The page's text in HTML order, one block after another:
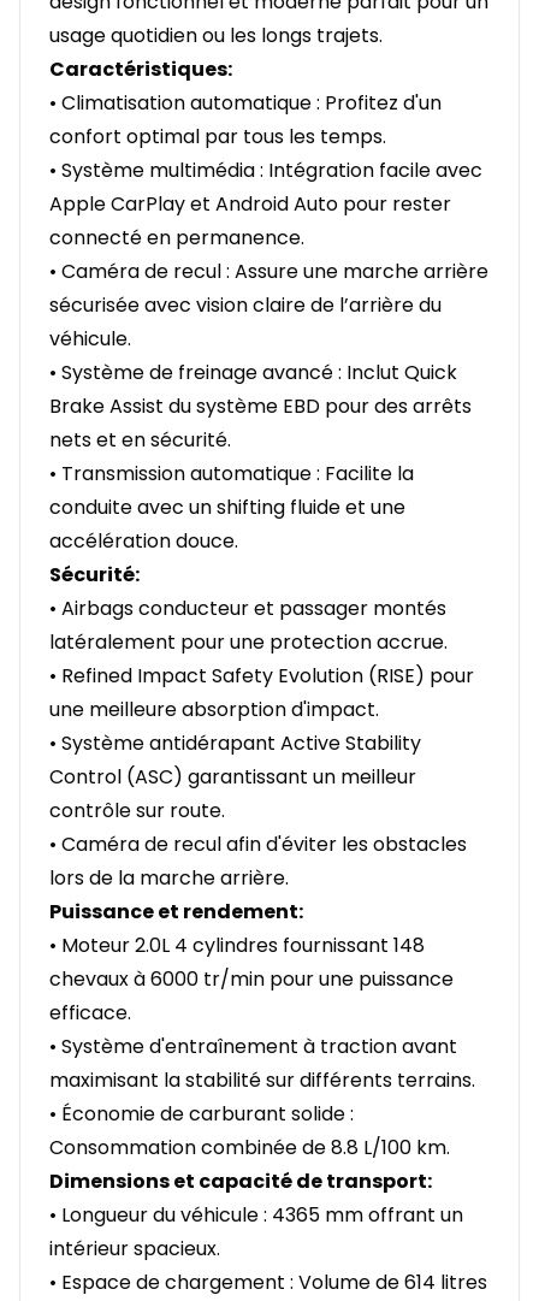
usage quotidien ou les longs trajets.
Caractéristiques:
• Climatisation automatique : Profitez d'un
confort optimal par tous les temps.
• Système multimédia : Intégration facile avec
Apple CarPlay et Android Auto pour rester
connecté en permanence.
• Caméra de recul : Assure une marche arrière
sécurisée avec vision claire de l’arrière du
véhicule.
• Système de freinage avancé : Inclut Quick
Brake Assist du système EBD pour des arrêts
nets et en sécurité.
• Transmission automatique : Facilite la
conduite avec un shifting fluide et une
accélération douce.
Sécurité:
• Airbags conducteur et passager montés
latéralement pour une protection accrue.
• Refined Impact Safety Evolution (RISE) pour
une meilleure absorption d'impact.
• Système antidérapant Active Stability
Control (ASC) garantissant un meilleur
contrôle sur route.
• Caméra de recul afin d'éviter les obstacles
lors de la marche arrière.
Puissance et rendement:
• Moteur 2.0L 4 cylindres fournissant 148
chevaux à 6000 tr/min pour une puissance
efficace.
• Système d'entraînement à traction avant
maximisant la stabilité sur différents terrains.
• Économie de carburant solide :
Consommation combinée de 8.8 L/100 km.
Dimensions et capacité de transport:
• Longueur du véhicule : 4365 mm offrant un
intérieur spacieux.
• Espace de chargement : Volume de 614 litres